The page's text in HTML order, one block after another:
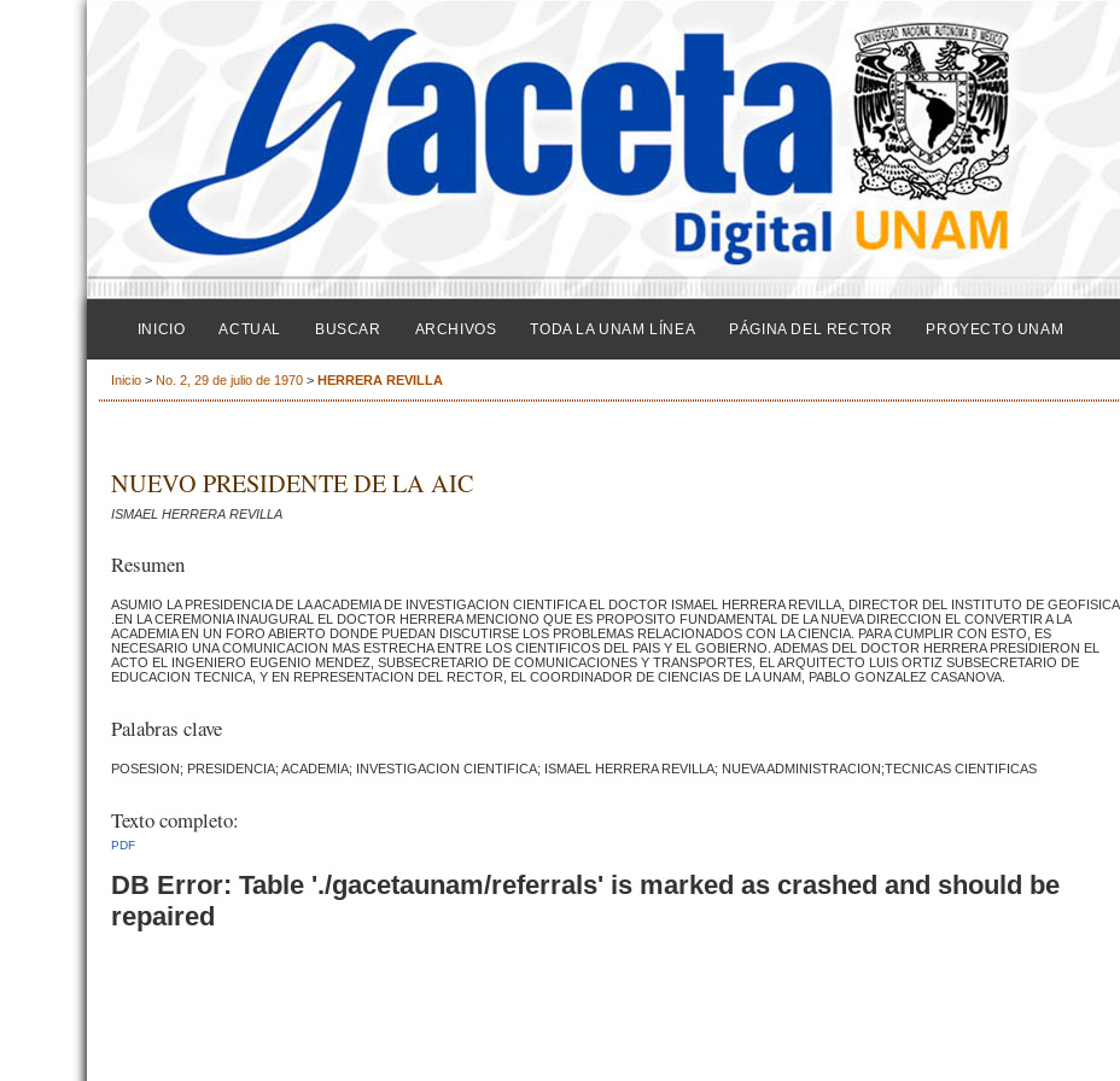
INICIO ACTUAL BUSCAR ARCHIVOS TODA LA UNAM LÍNEA PÁGINA DEL RECTOR PROYECTO UNAM
Inicio > No. 2, 29 de julio de 1970 > HERRERA REVILLA
NUEVO PRESIDENTE DE LA AIC
ISMAEL HERRERA REVILLA
Resumen
ASUMIO LA PRESIDENCIA DE LA ACADEMIA DE INVESTIGACION CIENTIFICA EL DOCTOR ISMAEL HERRERA REVILLA, DIRECTOR DEL INSTITUTO DE GEOFISICA
.EN LA CEREMONIA INAUGURAL EL DOCTOR HERRERA MENCIONO QUE ES PROPOSITO FUNDAMENTAL DE LA NUEVA DIRECCION EL CONVERTIR A LA
ACADEMIA EN UN FORO ABIERTO DONDE PUEDAN DISCUTIRSE LOS PROBLEMAS RELACIONADOS CON LA CIENCIA. PARA CUMPLIR CON ESTO, ES
NECESARIO UNA COMUNICACION MAS ESTRECHA ENTRE LOS CIENTIFICOS DEL PAIS Y EL GOBIERNO. ADEMAS DEL DOCTOR HERRERA PRESIDIERON EL
ACTO EL INGENIERO EUGENIO MENDEZ, SUBSECRETARIO DE COMUNICACIONES Y TRANSPORTES, EL ARQUITECTO LUIS ORTIZ SUBSECRETARIO DE
EDUCACION TECNICA, Y EN REPRESENTACION DEL RECTOR, EL COORDINADOR DE CIENCIAS DE LA UNAM, PABLO GONZALEZ CASANOVA.
Palabras clave
POSESION; PRESIDENCIA; ACADEMIA; INVESTIGACION CIENTIFICA; ISMAEL HERRERA REVILLA; NUEVA ADMINISTRACION;TECNICAS CIENTIFICAS
Texto completo:
PDF
DB Error: Table './gacetaunam/referrals' is marked as crashed and should be
repaired